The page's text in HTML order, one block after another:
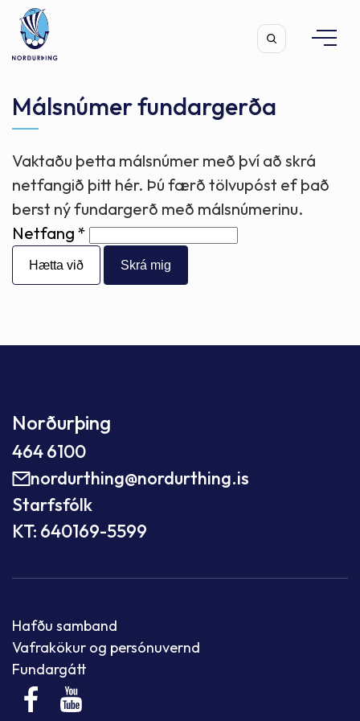
Leita
Málsnúmer fundargerða
Vaktaðu þetta málsnúmer með því að skrá
netfangið þitt hér. Þú færð tölvupóst ef það
berst ný fundargerð með málsnúmerinu.
Netfang
Hætta við
Norðurþing
464 6100
nordurthing@nordurthing.is
Starfsfólk
KT: 640169-5599
Hafðu samband
Vafrakökur og persónuvernd
Fundargátt